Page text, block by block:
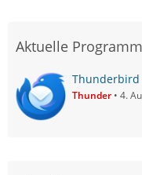
Aktuelle
Thunderbird
Thunder 4.